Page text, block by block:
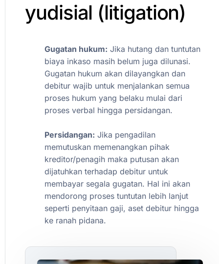
yudisial (litigation)​
Gugatan hukum: Jika hutang dan tuntutan
biaya inkaso masih belum juga dilunasi.
Gugatan hukum akan dilayangkan dan
debitur wajib untuk menjalankan semua
proses hukum yang belaku mulai dari
proses verbal hingga persidangan.
Persidangan: Jika pengadilan
memutuskan memenangkan pihak
kreditor/penagih maka putusan akan
dijatuhkan terhadap debitur untuk
membayar segala gugatan. Hal ini akan
mendorong proses tuntutan lebih lanjut
seperti penyitaan gaji, aset debitur hingga
ke ranah pidana.